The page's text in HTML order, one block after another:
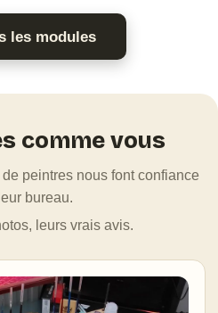
les modules
comme vous
peintres nous font confiance
bureau.
leurs vrais avis.